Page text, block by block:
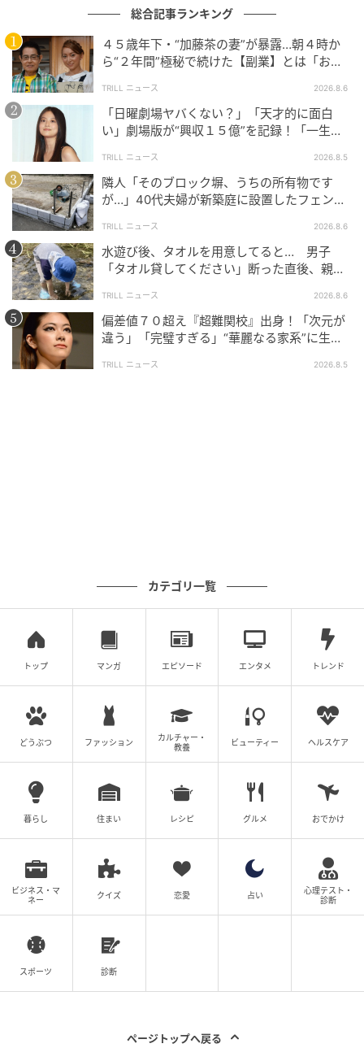
ウーマンエキサイト
ウーマンエキサイト
総合記事ランキング
４５歳年下・“加藤茶の妻”が暴露…朝４時か
ら“２年間”極秘で続けた【副業】とは「お金
TRILL ニュース 2026.8.6
「日曜劇場ヤバくない？」「天才的に面白
い」劇場版が“興収１５億”を記録！「一生言
TRILL ニュース 2026.8.5
隣人「そのブロック塀、うちの所有物です
が…」40代夫婦が新築庭に設置したフェン
TRILL ニュース 2026.8.6
水遊び後、タオルを用意してると… 男子
「タオル貸してください」断った直後、親が
TRILL ニュース 2026.8.6
偏差値７０超え『超難関校』出身！「次元が
違う」「完璧すぎる」“華麗なる家系”に生ま
TRILL ニュース 2026.8.5
カテゴリ一覧
トップ マンガ エピソード エンタメ トレンド
どうぶつ ファッション
カルチャー・
教養
ビューティー ヘルスケア
暮らし 住まい レシピ グルメ おでかけ
ビジネス・マ
ネー
クイズ 恋愛 占い
心理テスト・
診断
スポーツ 診断
ページトップへ戻る